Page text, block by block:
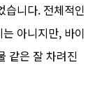
습니다. 전체적인
아니지만, 바이
같은 잘 차려진